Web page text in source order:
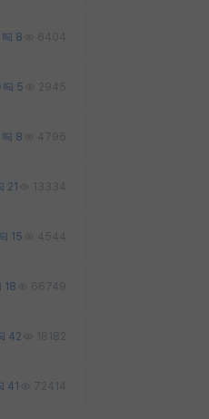
8 6404
5 2945
8 4796
21 13334
15 4544
18 66749
42 18182
41 72414